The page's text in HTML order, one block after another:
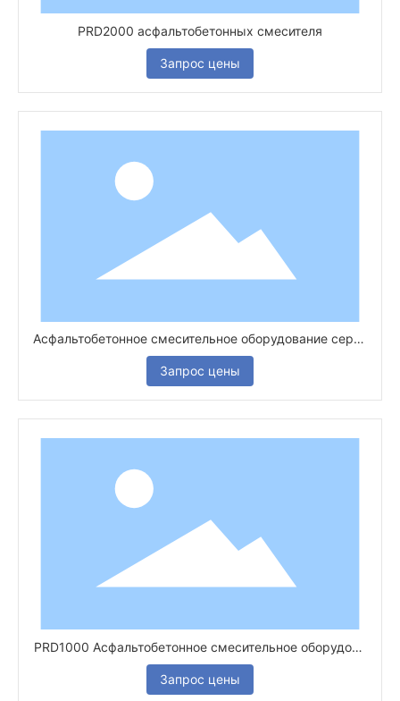
PRD2000 асфальтобетонных смесителя
Запрос цены
Асфальтобетонное смесительное оборудование серии
Запрос цены
PRD1000 Асфальтобетонное смесительное оборудова
ние серии PRD
Запрос цены